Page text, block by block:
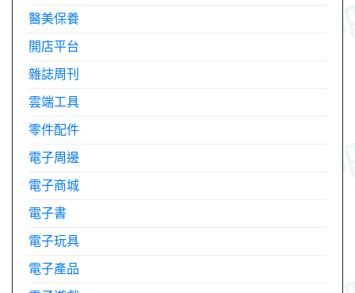
醫美保養
開店平台
雜誌周刊
雲端工具
零件配件
電子周邊
電子商城
電子書
電子玩具
電子產品